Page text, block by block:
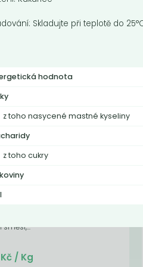
BIO
směsí,...
Do košíku:
Kč / Kg
Skladujte při teplotě do
hodnota
z toho nasycené mastné kyseliny
z toho cukry